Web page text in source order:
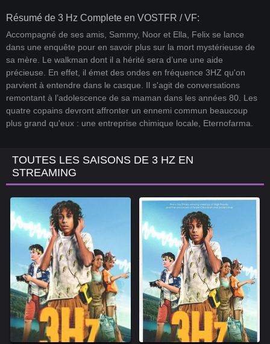
Résumé de 3 Hz Complete en VOSTFR / VF:
Accompagné de ses amis, Sammy, Noor et Ella, Felix se lance
dans une enquête pour en savoir plus sur la mort mystérieuse de
sa mère. Le walkman dont il a hérité sera d’une une aide
précieuse. En effet, il émet des ondes en fréquence 3HZ qu'on
parvient à entendre dans le casque. Il s'agit de conversations
remontant à l’adolescence de sa maman dans les années 80. Les
quatre copains devront affronter un ennemi commun beaucoup
plus grand qu'eux : une entreprise chimique locale, Eternofarma.
TOUTES LES SAISONS DE 3 HZ EN
STREAMING